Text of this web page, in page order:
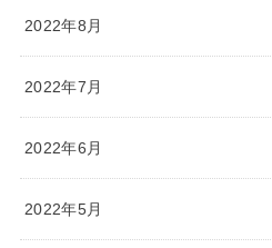
2022年8月
2022年7月
2022年6月
2022年5月